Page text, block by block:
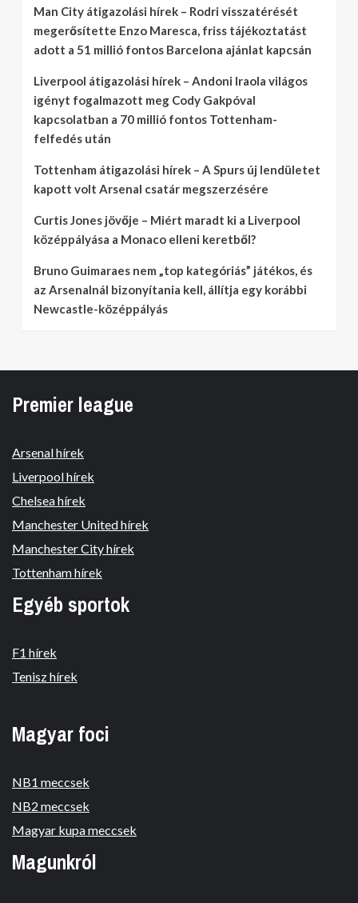
Man City átigazolási hírek – Rodri visszatérését
megerősítette Enzo Maresca, friss tájékoztatást
adott a 51 millió fontos Barcelona ajánlat kapcsán
Liverpool átigazolási hírek – Andoni Iraola világos
igényt fogalmazott meg Cody Gakpóval
kapcsolatban a 70 millió fontos Tottenham-
felfedés után
Tottenham átigazolási hírek – A Spurs új lendületet
kapott volt Arsenal csatár megszerzésére
Curtis Jones jövője – Miért maradt ki a Liverpool
középpályása a Monaco elleni keretből?
Bruno Guimaraes nem „top kategóriás” játékos, és
az Arsenalnál bizonyítania kell, állítja egy korábbi
Newcastle-középpályás
Premier league
Arsenal hírek
Liverpool hírek
Chelsea hírek
Manchester United hírek
Manchester City hírek
Tottenham hírek
Egyéb sportok
F1 hírek
Tenisz hírek
Magyar foci
NB1 meccsek
NB2 meccsek
Magyar kupa meccsek
Magunkról